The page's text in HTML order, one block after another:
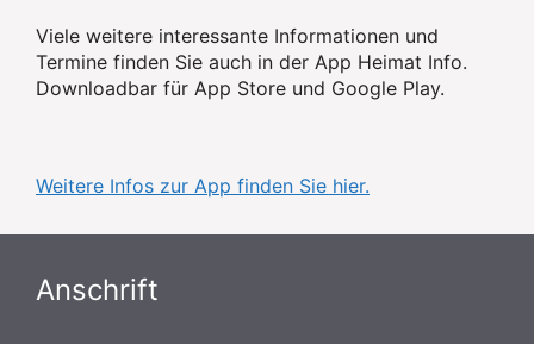
Viele weitere interessante Informationen und
Termine finden Sie auch in der App Heimat Info.
Downloadbar für App Store und Google Play.
Weitere Infos zur App finden Sie hier.
Anschrift